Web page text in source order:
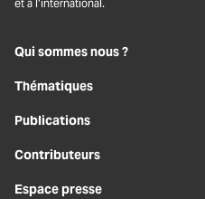
et à l’international.
Qui sommes nous ?
Thématiques
Publications
Contributeurs
Espace presse